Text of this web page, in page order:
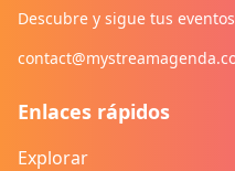
Descubre y sigue tus
Enlaces rápidos
Explorar